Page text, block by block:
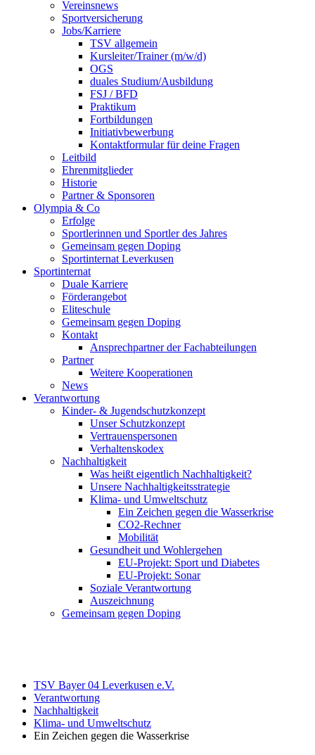
Vereinsnews
Sportversicherung
Jobs/Karriere
TSV allgemein
Kursleiter/Trainer (m/w/d)
OGS
duales Studium/Ausbildung
FSJ / BFD
Praktikum
Fortbildungen
Initiativbewerbung
Kontaktformular für deine Fragen
Leitbild
Ehrenmitglieder
Historie
Partner & Sponsoren
Olympia & Co
Erfolge
Sportlerinnen und Sportler des Jahres
Gemeinsam gegen Doping
Sportinternat Leverkusen
Sportinternat
Duale Karriere
Förderangebot
Eliteschule
Gemeinsam gegen Doping
Kontakt
Ansprechpartner der Fachabteilungen
Partner
Weitere Kooperationen
News
Verantwortung
Kinder- & Jugendschutzkonzept
Unser Schutzkonzept
Vertrauenspersonen
Verhaltenskodex
Nachhaltigkeit
Was heißt eigentlich Nachhaltigkeit?
Unsere Nachhaltigkeitsstrategie
Klima- und Umweltschutz
Ein Zeichen gegen die Wasserkrise
CO2-Rechner
Mobilität
Gesundheit und Wohlergehen
EU-Projekt: Sport und Diabetes
EU-Projekt: Sonar
Soziale Verantwortung
Auszeichnung
Gemeinsam gegen Doping
TSV Bayer 04 Leverkusen e.V.
Verantwortung
Nachhaltigkeit
Klima- und Umweltschutz
Ein Zeichen gegen die Wasserkrise